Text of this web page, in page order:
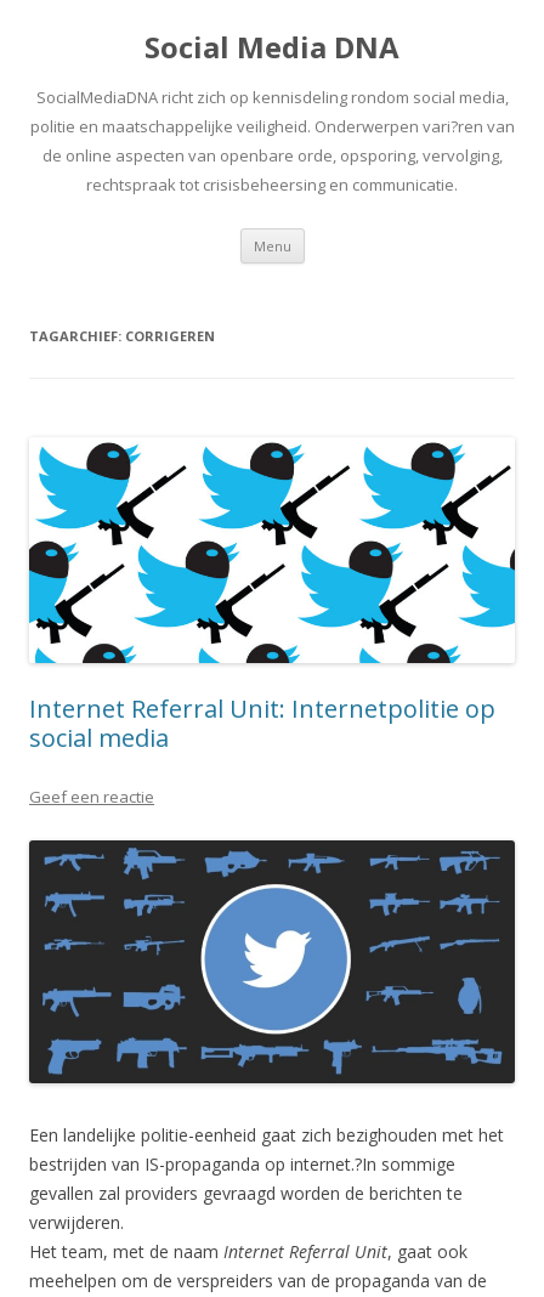
Social Media DNA
SocialMediaDNA richt zich op kennisdeling rondom social media,
politie en maatschappelijke veiligheid. Onderwerpen vari?ren van
de online aspecten van openbare orde, opsporing, vervolging,
rechtspraak tot crisisbeheersing en communicatie.
Menu Spring
inhoud
TAGARCHIEF: CORRIGEREN
Internet Referral Unit: Internetpolitie op
social media
Geef een reactie
Een landelijke politie-eenheid gaat zich bezighouden met het
bestrijden van IS-propaganda op internet.?In sommige
gevallen zal providers gevraagd worden de berichten te
verwijderen.
Het team, met de naam Internet Referral Unit, gaat ook
meehelpen om de verspreiders van de propaganda van de